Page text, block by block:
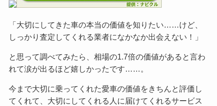
「大切にしてきた車の本当の価値を知りたい……けど、
しっかり査定してくれる業者になかなか出会えない！」
と思って調べてみたら、相場の1.7倍の価値があると言わ
れて涙が出るほど嬉しかったです……。
今まで大切に乗ってくれた愛車の価値をきちんと評価し
てくれて、大切にしてくれる人に届けてくれるサービス